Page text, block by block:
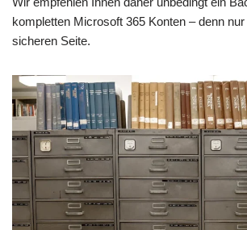
kompletten Microsoft 365 Konten – denn
sicheren Seite.